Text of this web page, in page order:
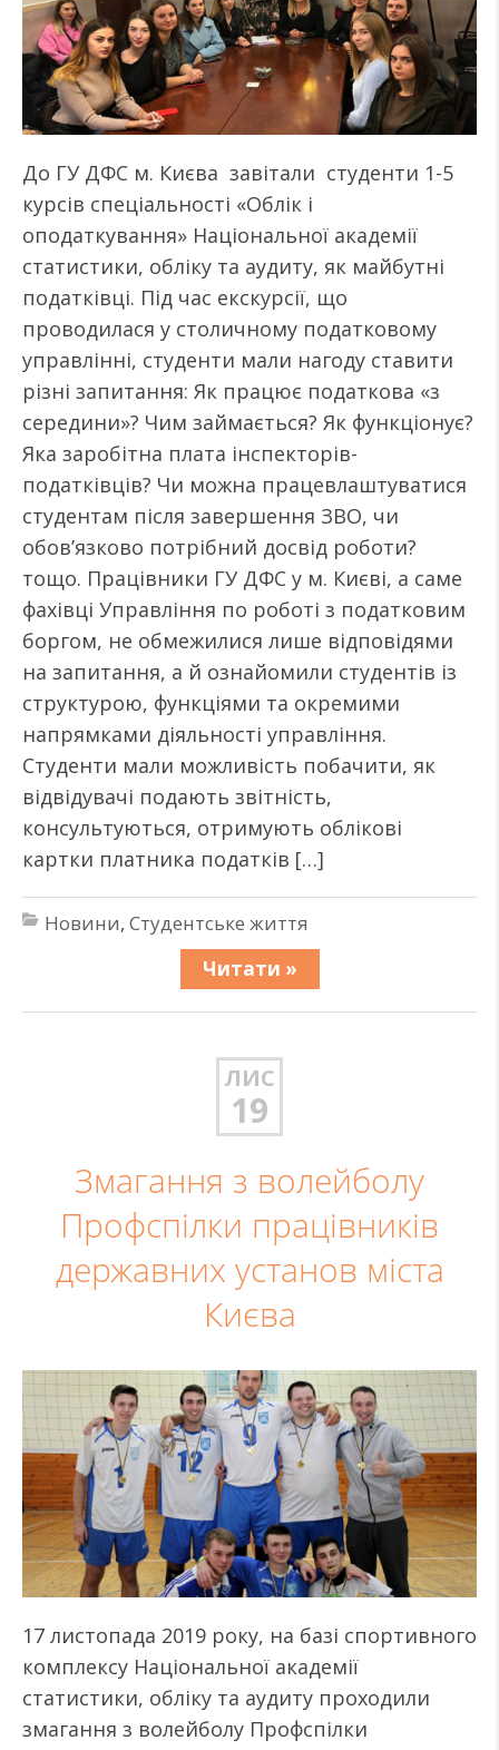
До ГУ ДФС м. Києва завітали студенти 1-5
курсів спеціальності «Облік і
оподаткування» Національної академії
статистики, обліку та аудиту, як майбутні
податківці. Під час екскурсії, що
проводилася у столичному податковому
управлінні, студенти мали нагоду ставити
різні запитання: Як працює податкова «з
середини»? Чим займається? Як функціонує?
Яка заробітна плата інспекторів-
податківців? Чи можна працевлаштуватися
студентам після завершення ЗВО, чи
обов’язково потрібний досвід роботи?
тощо. Працівники ГУ ДФС у м. Києві, а саме
фахівці Управління по роботі з податковим
боргом, не обмежилися лише відповідями
на запитання, а й ознайомили студентів із
структурою, функціями та окремими
напрямками діяльності управління.
Студенти мали можливість побачити, як
відвідувачі подають звітність,
консультуються, отримують облікові
картки платника податків […]
Новини, Студентське життя
Читати »
ЛИС
19
Змагання з волейболу
Профспілки працівників
державних установ міста
Києва
17 листопада 2019 року, на базі спортивного
комплексу Національної академії
статистики, обліку та аудиту проходили
змагання з волейболу Профспілки